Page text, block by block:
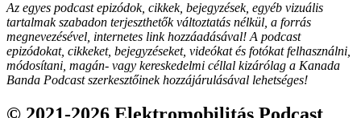
Az egyes podcast epizódok, cikkek, bejegyzések, egyéb vizuális
tartalmak szabadon terjeszthetők változtatás nélkül, a forrás
megnevezésével, internetes link hozzáadásával! A podcast
epizódokat, cikkeket, bejegyzéseket, videókat és fotókat felhasználni,
módosítani, magán- vagy kereskedelmi céllal kizárólag a Kanada
Banda Podcast szerkesztőinek hozzájárulásával lehetséges!